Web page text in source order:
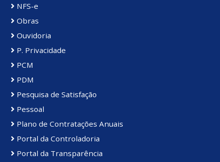
NFS-e
Obras
Ouvidoria
P. Privacidade
PCM
PDM
Pesquisa de Satisfação
Pessoal
Plano de Contratações Anuais
Portal da Controladoria
Portal da Transparência